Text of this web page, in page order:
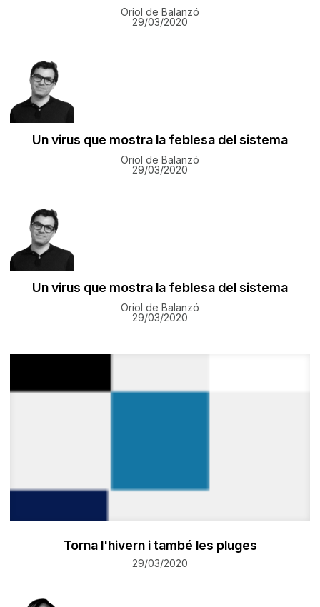
Oriol de Balanzó
29/03/2020
Un virus que mostra la feblesa del sistema
Oriol de Balanzó
29/03/2020
Un virus que mostra la feblesa del sistema
Oriol de Balanzó
29/03/2020
Torna l'hivern i també les pluges
29/03/2020